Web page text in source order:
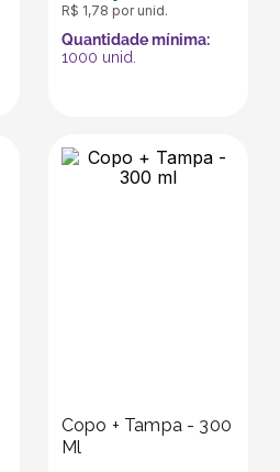
R$ 1,78 por unid.
Quantidade mínima:
1000 unid.
Copo + Tampa - 300
Ml